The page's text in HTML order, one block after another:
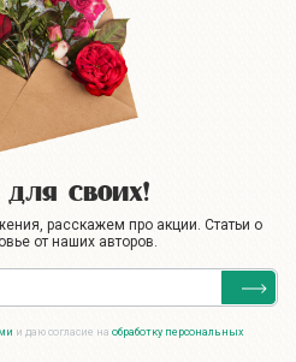
своих!
расскажем про акции. Статьи о
от наших авторов.
и даю согласие на обработку персональных